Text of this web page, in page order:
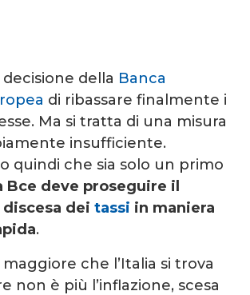
decisione della Banca
di ribassare finalmente i
Ma si tratta di una misura
insufficiente.
quindi che sia solo un primo
Bce deve proseguire il
dei tassi in maniera
.
che l’Italia si trova
non è più l’inflazione, scesa